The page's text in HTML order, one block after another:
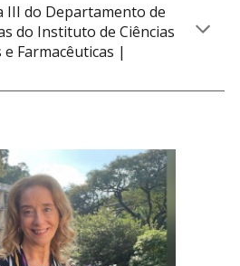
III do Departamento de
do Instituto de Ciências
Farmacêuticas |